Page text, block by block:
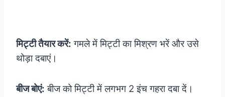
मिट्टी तैयार करें: गमले में मिट्टी का मिश्रण भरें और उसे
थोड़ा दबाएं।
बीज बोएं: बीज को मिट्टी में लगभग 2 इंच गहरा दबा दें।